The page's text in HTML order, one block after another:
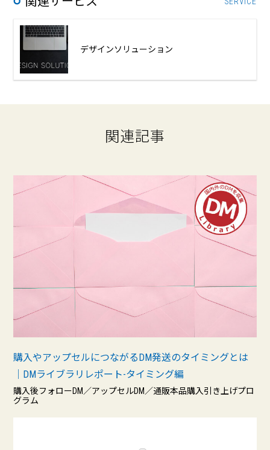
デザインソリューション
関連記事
購入やアップセルにつながるDM発送のタイミングとは
｜DMライブラリレポート-タイミング編
購入後フォローDM／アップセルDM／通販本品購入引き上げプロ
グラム